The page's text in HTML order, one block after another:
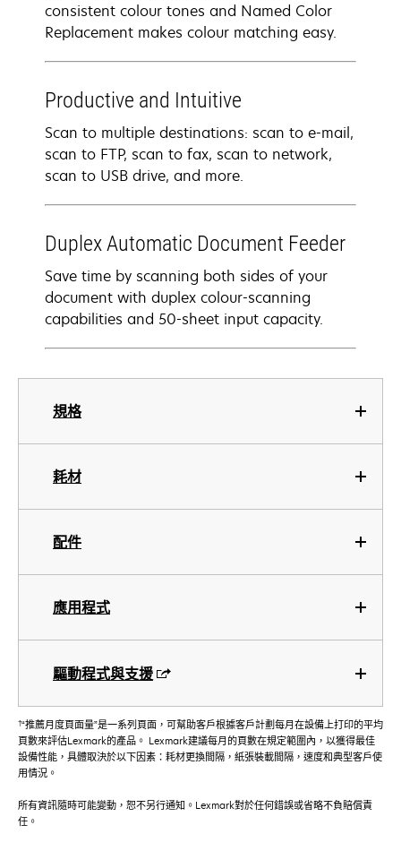
規格
耗材
配件
應用程式
驅動程式與支援
consistent colour tones and Named Color
Replacement makes colour matching easy.
Productive and Intuitive
Scan to multiple destinations: scan to e-mail,
scan to FTP, scan to fax, scan to network,
scan to USB drive, and more.
Duplex Automatic Document Feeder
Save time by scanning both sides of your
document with duplex colour-scanning
capabilities and 50-sheet input capacity.
†“推薦月度頁面量”是一系列頁面，可幫助客戶根據客戶計劃每月在設備上打印的平均
頁數來評估Lexmark的產品。 Lexmark建議每月的頁數在規定範圍內，以獲得最佳
設備性能，具體取決於以下因素：耗材更換間隔，紙張裝載間隔，速度和典型客戶使
用情況。
所有資訊隨時可能變動，恕不另行通知。Lexmark對於任何錯誤或省略不負賠償責
任。